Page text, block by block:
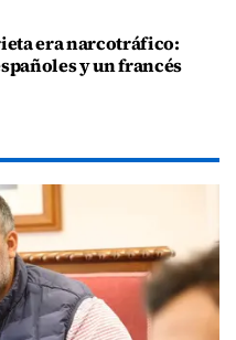
era narcotráfico:
y un francés